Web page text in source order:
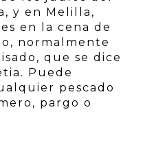
y en Melilla,
en la cena de
normalmente
que se dice
Puede
pescado
pargo o